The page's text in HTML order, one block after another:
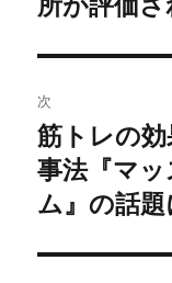
シ
ョ
ン
稿:
次
次
の
投
筋トレの
事法『マ
ム』の話